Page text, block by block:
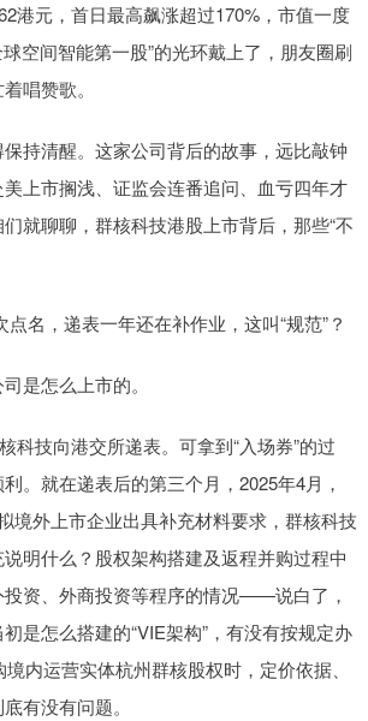
港元，首日最高飙涨超过170%，市值一度
空间智能第一股”的光环戴上了，朋友圈刷
唱赞歌。
清醒。这家公司背后的故事，远比敲钟
上市搁浅、证监会连番追问、血亏四年才
就聊聊，群核科技港股上市背后，那些“不
名，递表一年还在补作业，这叫“规范”？
怎么上市的。
技向港交所递表。可拿到“入场券”的过
。就在递表后的第三个月，2025年4月，
境外上市企业出具补充材料要求，群核科技
明什么？股权架构搭建及返程并购过程中
投资、外商投资等程序的情况——说白了，
是怎么搭建的“VIE架构”，有没有按规定办
内运营实体杭州群核股权时，定价依据、
有没有问题。